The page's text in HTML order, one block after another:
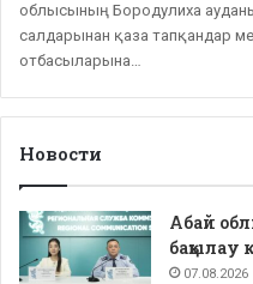
облысының Бородулиха
салдарынан қаза тапқандар
отбасыларына…
Новости
Абай
бақылау
07.08.2026